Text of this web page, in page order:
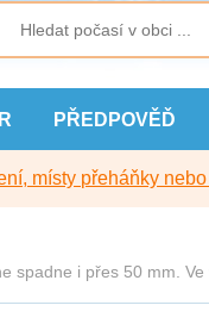
PŘEDPOVĚĎ
místy přeháňky
spadne i přes 50 mm.